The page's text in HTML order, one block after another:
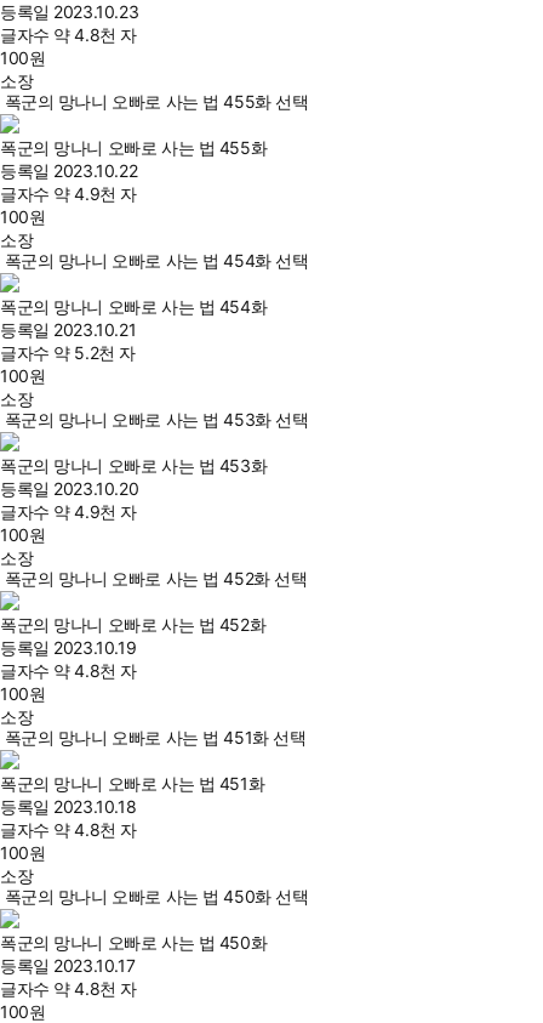
등록일 2023.10.23
글자수 약 4.8천 자
100원
소장
폭군의 망나니 오빠로 사는 법 455화 선택
폭군의 망나니 오빠로 사는 법 455화
등록일 2023.10.22
글자수 약 4.9천 자
100원
소장
폭군의 망나니 오빠로 사는 법 454화 선택
폭군의 망나니 오빠로 사는 법 454화
등록일 2023.10.21
글자수 약 5.2천 자
100원
소장
폭군의 망나니 오빠로 사는 법 453화 선택
폭군의 망나니 오빠로 사는 법 453화
등록일 2023.10.20
글자수 약 4.9천 자
100원
소장
폭군의 망나니 오빠로 사는 법 452화 선택
폭군의 망나니 오빠로 사는 법 452화
등록일 2023.10.19
글자수 약 4.8천 자
100원
소장
폭군의 망나니 오빠로 사는 법 451화 선택
폭군의 망나니 오빠로 사는 법 451화
등록일 2023.10.18
글자수 약 4.8천 자
100원
소장
폭군의 망나니 오빠로 사는 법 450화 선택
폭군의 망나니 오빠로 사는 법 450화
등록일 2023.10.17
글자수 약 4.8천 자
100원